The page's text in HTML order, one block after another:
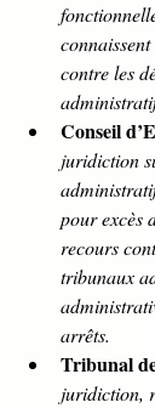
contre les
Conseil
juridiction
pour excès
recours
tribunaux
arrêts.
Tribunal
juridiction,